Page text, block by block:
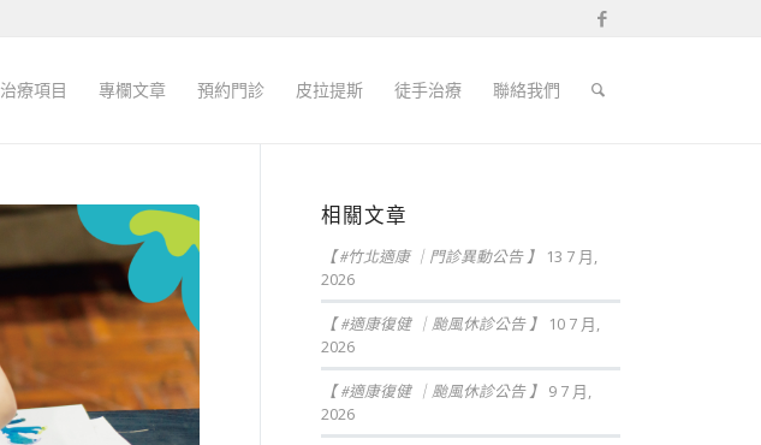
治療項目 專欄文章 預約門診 皮拉提斯 徒手治療 聯絡我們
相關文章
【 #竹北適康 ｜門診異動公告 】
13 7 月,
2026
【 #適康復健 ｜颱風休診公告 】
10 7 月,
2026
【 #適康復健 ｜颱風休診公告 】 9 7 月,
2026